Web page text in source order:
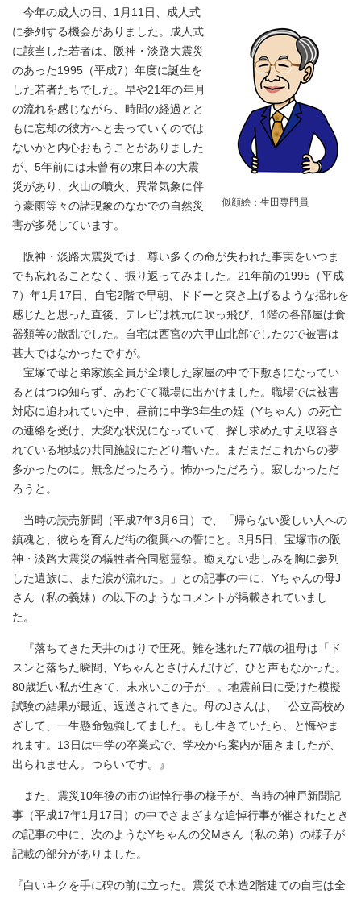
似顔絵：生田専門員
今年の成人の日、1月11日、成人式
に参列する機会がありました。成人式
に該当した若者は、阪神・淡路大震災
のあった1995（平成7）年度に誕生を
した若者たちでした。早や21年の年月
の流れを感じながら、時間の経過とと
もに忘却の彼方へと去っていくのでは
ないかと内心おもうことがありました
が、5年前には未曾有の東日本の大震
災があり、火山の噴火、異常気象に伴
う豪雨等々の諸現象のなかでの自然災
害が多発しています。
阪神・淡路大震災では、尊い多くの命が失われた事実をいつま
でも忘れることなく、振り返ってみました。21年前の1995（平成
7）年1月17日、自宅2階で早朝、ドドーと突き上げるような揺れを
感じたと思った直後、テレビは枕元に吹っ飛び、1階の各部屋は食
器類等の散乱でした。自宅は西宮の六甲山北部でしたので被害は
甚大ではなかったですが。
宝塚で母と弟家族全員が全壊した家屋の中で下敷きになってい
るとはつゆ知らず、あわてて職場に出かけました。職場では被害
対応に追われていた中、昼前に中学3年生の姪（Yちゃん）の死亡
の連絡を受け、大変な状況になっていて、探し求めたすえ収容さ
れている地域の共同施設にたどり着いた。まだまだこれからの夢
多かったのに。無念だったろう。怖かっただろう。寂しかっただ
ろうと。
当時の読売新聞（平成7年3月6日）で、「帰らない愛しい人への
鎮魂と、彼らを育んだ街の復興への誓にと。3月5日、宝塚市の阪
神・淡路大震災の犠牲者合同慰霊祭。癒えない悲しみを胸に参列
した遺族に、また涙が流れた。」との記事の中に、Yちゃんの母J
さん（私の義妹）の以下のようなコメントが掲載されていまし
た。
『落ちてきた天井のはりで圧死。難を逃れた77歳の祖母は「ド
スンと落ちた瞬間、Yちゃんとさけんだけど、ひと声もなかった。
80歳近い私が生きて、末永いこの子が」。地震前日に受けた模擬
試験の結果が最近、返送されてきた。母のJさんは、「公立高校め
ざして、一生懸命勉強してました。もし生きていたら、と悔やま
れます。13日は中学の卒業式で、学校から案内が届きましたが、
出られません。つらいです。』
また、震災10年後の市の追悼行事の様子が、当時の神戸新聞記
事（平成17年1月17日）の中でさまざまな追悼行事が催されたとき
の記事の中に、次のようなYちゃんの父Mさん（私の弟）の様子が
記載の部分がありました。
『白いキクを手に碑の前に立った。震災で木造2階建ての自宅は全